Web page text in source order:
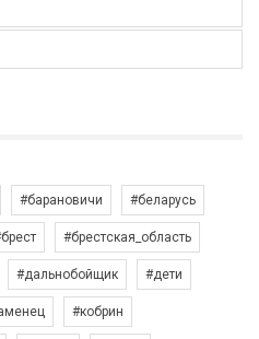
#барановичи #беларусь
#брестская_область
#дальнобойщик #дети
#кобрин